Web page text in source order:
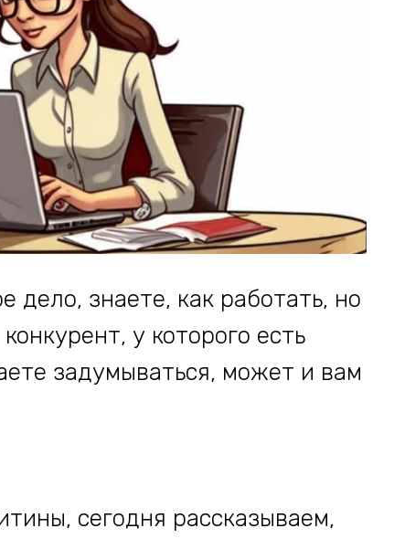
дело, знаете, как работать, но
у которого есть
задумываться, может и вам
сегодня рассказываем,